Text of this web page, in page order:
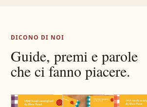
DICONO DI NOI
Guide, premi e parole
che ci fanno piacere.